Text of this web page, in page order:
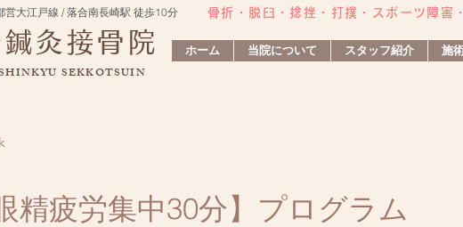
営大江戸線 / 落合南長崎駅 徒歩10分 骨折・脱臼・捻挫・打撲・スポーツ障害​
灸接骨院 ホーム 当院について スタッフ紹介 施
SEKKOTSUIN
精疲労集中30分】プログラム